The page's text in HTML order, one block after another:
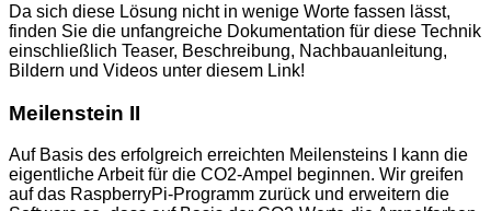
Da sich diese Lösung nicht in wenige Worte fassen lässt,
finden Sie die unfangreiche Dokumentation für diese Technik
einschließlich Teaser, Beschreibung, Nachbauanleitung,
Bildern und Videos unter diesem Link!
Meilenstein II
Auf Basis des erfolgreich erreichten Meilensteins I kann die
eigentliche Arbeit für die CO2-Ampel beginnen. Wir greifen
auf das RaspberryPi-Programm zurück und erweitern die